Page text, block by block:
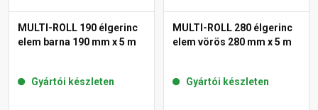
MULTI-ROLL 190 élgerinc
elem barna 190 mm x 5 m
Gyártói készleten
MULTI-ROLL 280 élgerinc
elem vörös 280 mm x 5 m
Gyártói készleten